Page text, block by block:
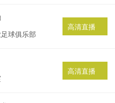
球俱乐部
高清直播
高清直播